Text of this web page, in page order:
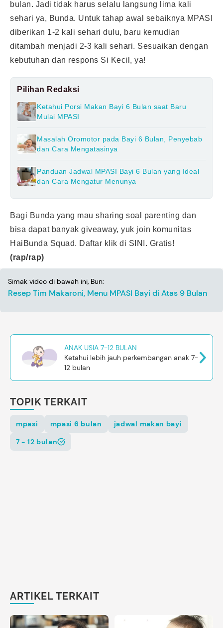
bulan. Jadi tidak harus selalu langsung lima kali
sehari ya, Bunda. Untuk tahap awal sebaiknya MPASI
diberikan 1-2 kali sehari dulu, baru kemudian
ditambah menjadi 2-3 kali sehari. Sesuaikan dengan
kebutuhan dan respons Si Kecil, ya!
Pilihan Redaksi
Ketahui Porsi Makan Bayi 6 Bulan saat Baru
Mulai MPASI
Masalah Oromotor pada Bayi 6 Bulan, Penyebab
dan Cara Mengatasinya
Panduan Jadwal MPASI Bayi 6 Bulan yang Ideal
dan Cara Mengatur Menunya
Bagi Bunda yang mau sharing soal parenting dan
bisa dapat banyak giveaway, yuk join komunitas
HaiBunda Squad. Daftar klik di SINI . Gratis!
(rap/rap)
Simak video di bawah ini, Bun:
Resep Tim Makaroni, Menu MPASI Bayi di Atas 9 Bulan
ANAK USIA 7-12 BULAN
Ketahui lebih jauh perkembangan anak 7-
12 bulan
TOPIK TERKAIT
mpasi mpasi 6 bulan
jadwal makan bayi
7 - 12 bulan
ARTIKEL TERKAIT